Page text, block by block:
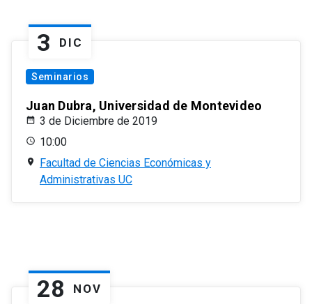
3 DIC
Seminarios
Juan Dubra, Universidad de Montevideo
3 de Diciembre de 2019
10:00
Facultad de Ciencias Económicas y
Administrativas UC
28 NOV